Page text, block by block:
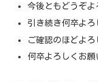
今後ともどうぞよ
引き続き何卒よろ
ご確認のほどよろ
何卒よろしくお願